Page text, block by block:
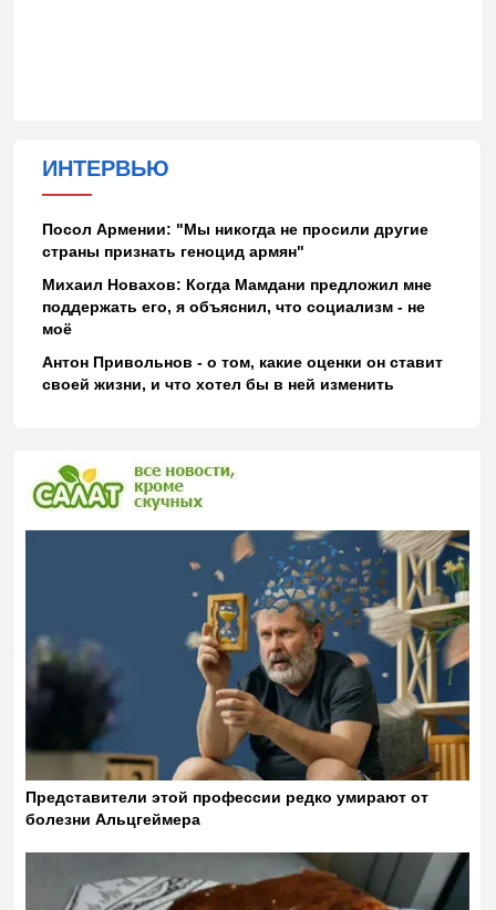
ИНТЕРВЬЮ
Посол Армении: "Мы никогда не просили другие
страны признать геноцид армян"
Михаил Новахов: Когда Мамдани предложил мне
поддержать его, я объяснил, что социализм - не
моё
Антон Привольнов - о том, какие оценки он ставит
своей жизни, и что хотел бы в ней изменить